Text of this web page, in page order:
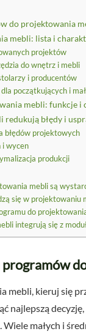
do projektowania
mebli: lista i
projektów
do wnętrz i mebli
i producentów
początkujących i
mebli: funkcje i
błędy i
błędów projektowych
i wycen
produkcji
mebli są
się w projektowaniu
do
integrują się z
kieruj się
najlepszą
małych i